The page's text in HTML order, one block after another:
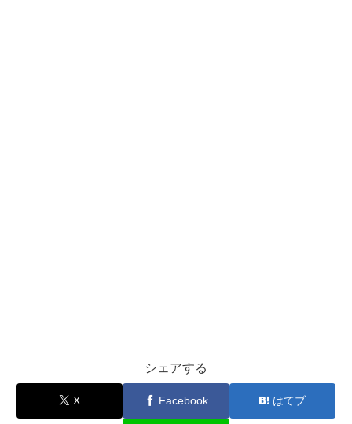
シェアする
X Facebook はてブ